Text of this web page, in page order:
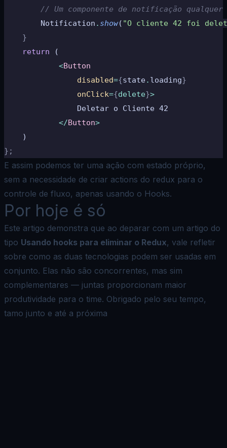
        // Um componente de notificação qualquer
        Notification
. show( "O cliente 42 foi
    }
	return
(
            <
Button
                disabled
={state. loading}
                onClick
={delete}>
                Deletar o Cliente 42
            </
Button>
    )
};
E assim podemos ter uma ação com estado próprio,
sem a necessidade de criar actions do redux para o
controle de fluxo, apenas usando o Hooks.
Por hoje é só
Este artigo demonstra que ao deparar com um artigo do
tipo Usando hooks para eliminar o Redux, vale refletir
sobre como as duas tecnologias podem ser usadas em
conjunto. Elas não são concorrentes, mas sim
complementares — juntas proporcionam maior
produtividade para o time. Obrigado pelo seu tempo,
tamo junto e até a próxima